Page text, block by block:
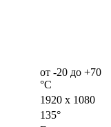
от -20 до +70
°С
1920 x 1080
135°